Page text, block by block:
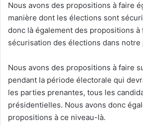
Nous avons des propositions à faire
manière dont les élections sont
donc là également des propositions à
sécurisation des élections dans notre
Nous avons des propositions à faire
pendant la période électorale qui
les parties prenantes, tous les
présidentielles. Nous avons donc
propositions à ce niveau-là.